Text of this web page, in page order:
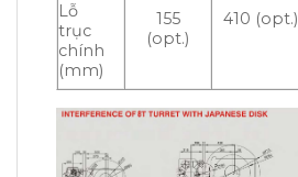
Lỗ
trục
chính
(mm)
155
(opt.)
410 (opt.)